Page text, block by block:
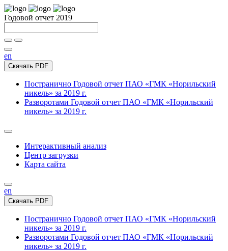
Годовой отчет 2019
en
Скачать PDF
Постранично Годовой отчет ПАО «ГМК «Норильский
никель» за 2019 г.
Разворотами Годовой отчет ПАО «ГМК «Норильский
никель» за 2019 г.
Интерактивный анализ
Центр загрузки
Карта сайта
en
Скачать PDF
Постранично Годовой отчет ПАО «ГМК «Норильский
никель» за 2019 г.
Разворотами Годовой отчет ПАО «ГМК «Норильский
никель» за 2019 г.